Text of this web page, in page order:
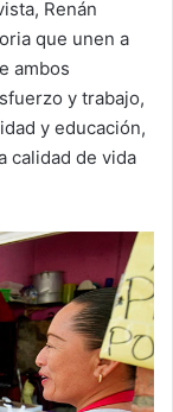
Renán
que unen a
ambos
y trabajo,
y educación,
calidad de vida